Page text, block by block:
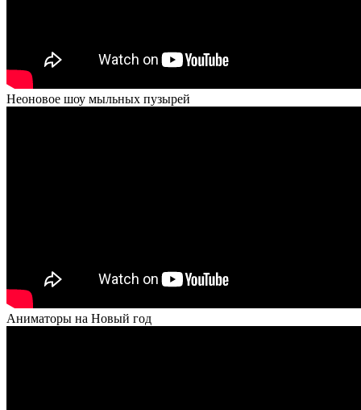
Неоновое шоу мыльных пузырей
Аниматоры на Новый год